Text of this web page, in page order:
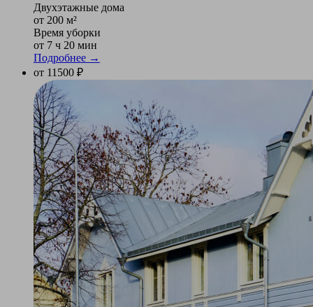
Двухэтажные дома
от 200 м²
Время уборки
от 7 ч 20 мин
Подробнее →
от 11500 ₽